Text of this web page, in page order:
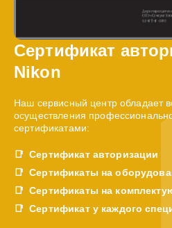
Сертификат
Nikon
Наш сервисный центр обладает
осуществления
сертификатами:
Сертификат авторизации
Сертификаты на
Сертификаты на
Сертификат у каждого